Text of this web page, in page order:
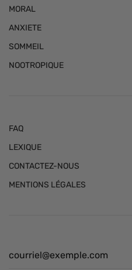
MORAL
ANXIETE
SOMMEIL
NOOTROPIQUE
FAQ
LEXIQUE
CONTACTEZ-NOUS
MENTIONS LÉGALES